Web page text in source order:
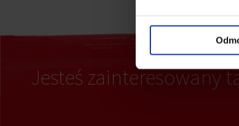
Jesteś zainteresowany